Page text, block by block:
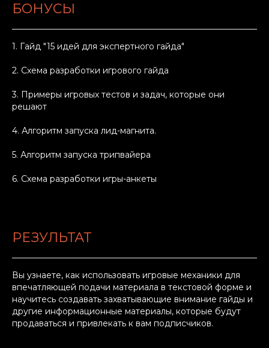
БОНУСЫ
1. Гайд "15 идей для экспертного гайда"
2. Схема разработки игрового гайда
3. Примеры игровых тестов и задач, которые они
решают
4. Алгоритм запуска лид-магнита.
5. Алгоритм запуска трипвайера
6. Схема разработки игры-анкеты
РЕЗУЛЬТАТ
Вы узнаете, как использовать игровые механики для
впечатляющей подачи материала в текстовой форме и
научитесь создавать захватывающие внимание гайды и
другие информационные материалы, которые будут
продаваться и привлекать к вам подписчиков.